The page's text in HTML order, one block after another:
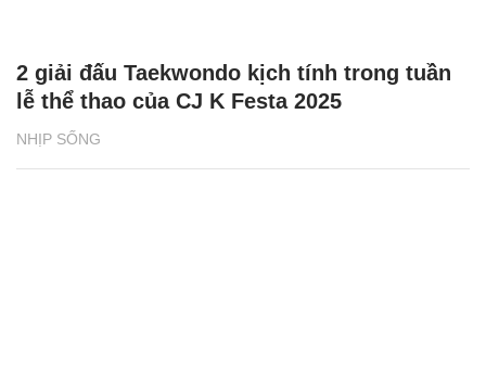
NHỊP SỐNG
2 giải đấu Taekwondo kịch tính trong tuần
lễ thể thao của CJ K Festa 2025